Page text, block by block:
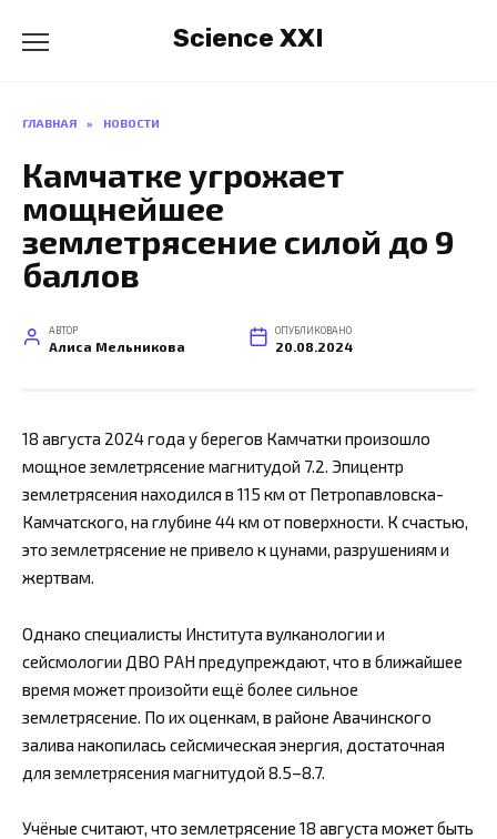
содержанию
Science XXI
ГЛАВНАЯ » НОВОСТИ
Камчатке угрожает
мощнейшее
землетрясение силой до 9
баллов
АВТОР
Алиса Мельникова
ОПУБЛИКОВАНО
20.08.2024
18 августа 2024 года у берегов Камчатки произошло
мощное землетрясение магнитудой 7.2. Эпицентр
землетрясения находился в 115 км от Петропавловска-
Камчатского, на глубине 44 км от поверхности. К счастью,
это землетрясение не привело к цунами, разрушениям и
жертвам.
Однако специалисты Института вулканологии и
сейсмологии ДВО РАН предупреждают, что в ближайшее
время может произойти ещё более сильное
землетрясение. По их оценкам, в районе Авачинского
залива накопилась сейсмическая энергия, достаточная
для землетрясения магнитудой 8.5–8.7.
Учёные считают, что землетрясение 18 августа может быть